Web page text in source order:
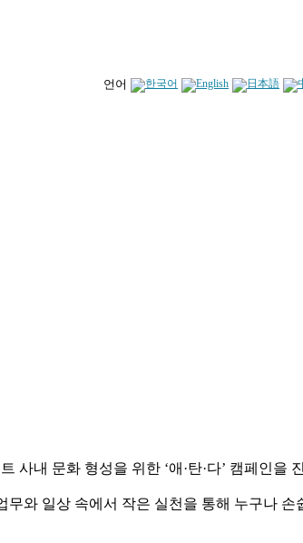
언어
사내 문화 형성을 위한 ‘애·탄·다’ 캠페인을
무와 일상 속에서 작은 실천을 통해 누구나